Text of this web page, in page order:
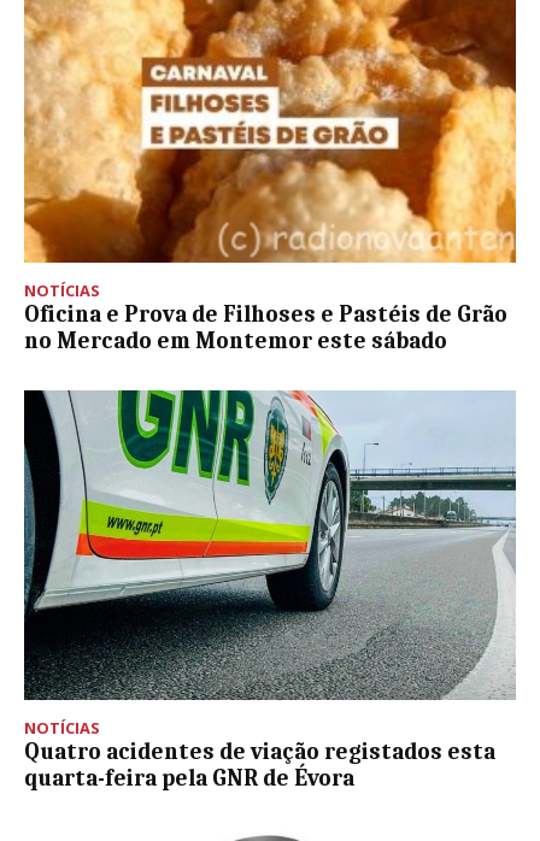
NOTÍCIAS
Oficina e Prova de Filhoses e Pastéis de Grão
no Mercado em Montemor este sábado
NOTÍCIAS
Quatro acidentes de viação registados esta
quarta-feira pela GNR de Évora